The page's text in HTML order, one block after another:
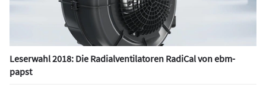
Leserwahl 2018: Die Radialventilatoren RadiCal von ebm-
papst